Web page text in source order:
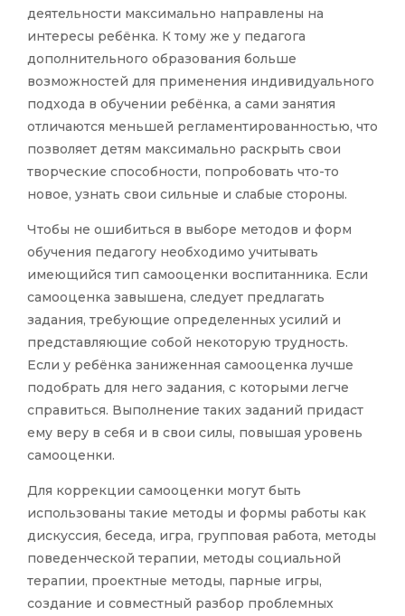
деятельности максимально направлены на
интересы ребёнка. К тому же у педагога
дополнительного образования больше
возможностей для применения индивидуального
подхода в обучении ребёнка, а сами занятия
отличаются меньшей регламентированностью, что
позволяет детям максимально раскрыть свои
творческие способности, попробовать что-то
новое, узнать свои сильные и слабые стороны.
Чтобы не ошибиться в выборе методов и форм
обучения педагогу необходимо учитывать
имеющийся тип самооценки воспитанника. Если
самооценка завышена, следует предлагать
задания, требующие определенных усилий и
представляющие собой некоторую трудность.
Если у ребёнка заниженная самооценка лучше
подобрать для него задания, с которыми легче
справиться. Выполнение таких заданий придаст
ему веру в себя и в свои силы, повышая уровень
самооценки.
Для коррекции самооценки могут быть
использованы такие методы и формы работы как
дискуссия, беседа, игра, групповая работа, методы
поведенческой терапии, методы социальной
терапии, проектные методы, парные игры,
создание и совместный разбор проблемных